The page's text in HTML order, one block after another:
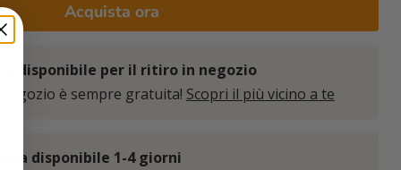
Acquista ora
è disponibile per il ritiro in negozio
è sempre gratuita! Scopri il più vicino a te
disponibile 1-4 giorni